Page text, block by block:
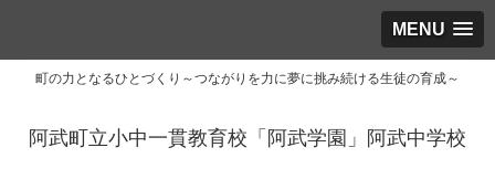
MENU
町の力となるひとづくり～つながりを力に夢に挑み続ける生徒の育成～
阿武町立小中一貫教育校「阿武学園」阿武中学校